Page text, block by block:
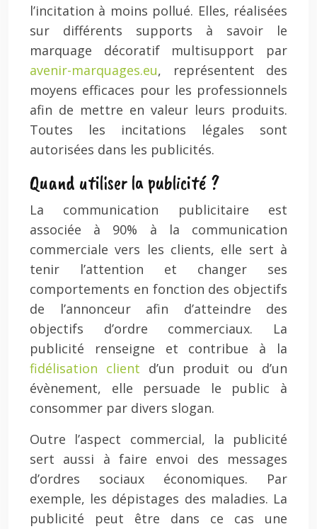
l’incitation à moins pollué. Elles, réalisées
sur différents supports à savoir le
marquage décoratif multisupport par
avenir-marquages.eu, représentent des
moyens efficaces pour les professionnels
afin de mettre en valeur leurs produits.
Toutes les incitations légales sont
autorisées dans les publicités.
Quand utiliser la publicité ?
La communication publicitaire est
associée à 90% à la communication
commerciale vers les clients, elle sert à
tenir l’attention et changer ses
comportements en fonction des objectifs
de l’annonceur afin d’atteindre des
objectifs d’ordre commerciaux. La
publicité renseigne et contribue à la
fidélisation client d’un produit ou d’un
évènement, elle persuade le public à
consommer par divers slogan.
Outre l’aspect commercial, la publicité
sert aussi à faire envoi des messages
d’ordres sociaux économiques. Par
exemple, les dépistages des maladies. La
publicité peut être dans ce cas une